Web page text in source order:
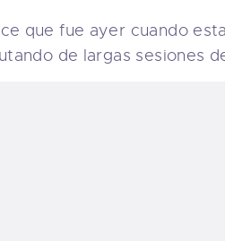
CARRITO
FAMILY
que fue ayer cuando
de largas sesiones